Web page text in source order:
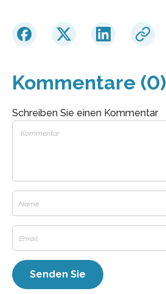
Kommentare (0)
Schreiben Sie einen Kommentar